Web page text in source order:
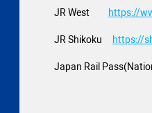
JR West https://
JR Shikoku https://
Japan Rail